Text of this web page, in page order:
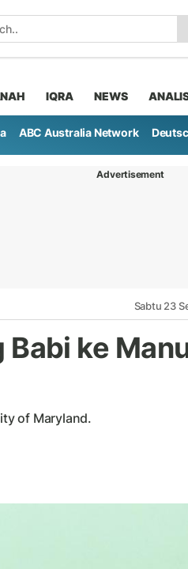
IQRA NEWS
ABC Australia Network
Advertisement
Sabtu 23
ke
of Maryland.